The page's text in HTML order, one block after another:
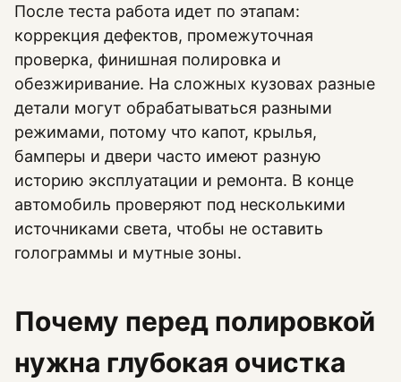
После теста работа идет по этапам:
коррекция дефектов, промежуточная
проверка, финишная полировка и
обезжиривание. На сложных кузовах разные
детали могут обрабатываться разными
режимами, потому что капот, крылья,
бамперы и двери часто имеют разную
историю эксплуатации и ремонта. В конце
автомобиль проверяют под несколькими
источниками света, чтобы не оставить
голограммы и мутные зоны.
Почему перед полировкой
нужна глубокая очистка